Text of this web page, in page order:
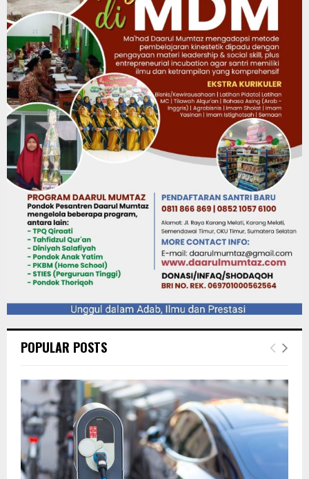
POPULAR POSTS